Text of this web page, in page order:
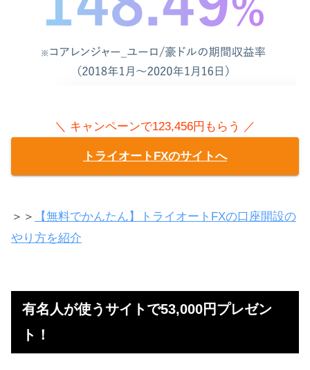
＼ キャンペーンで123,456円もらう ／
トライオートFXのサイトへ
＞＞
【無料でかんたん】トライオートFXの口座開設の
やり方を紹介
有名人が使うサイトで53,000円プレゼン
ト！